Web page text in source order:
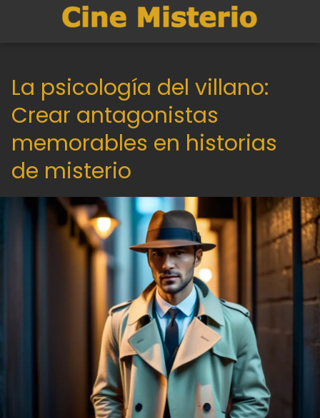
La psicología del villano:
Crear antagonistas
memorables en historias
de misterio